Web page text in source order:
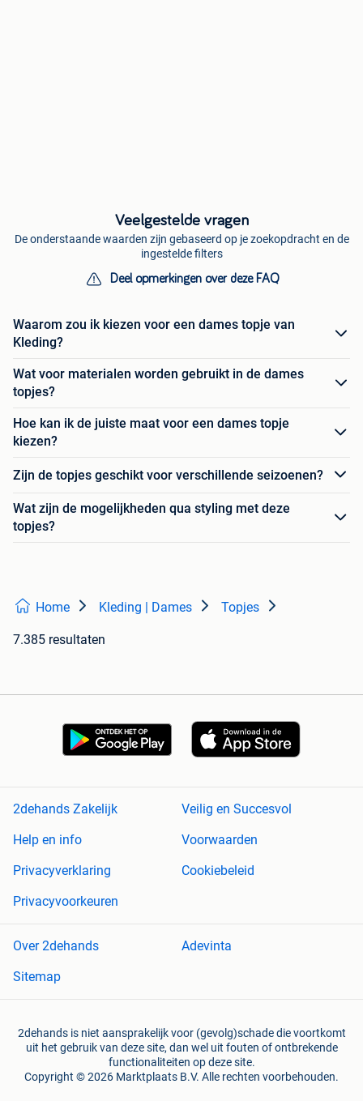
Veelgestelde vragen
De onderstaande waarden zijn gebaseerd op je zoekopdracht en de
ingestelde filters
Deel opmerkingen over deze FAQ
Waarom zou ik kiezen voor een dames topje van
Kleding?
Wat voor materialen worden gebruikt in de dames
topjes?
Hoe kan ik de juiste maat voor een dames topje
kiezen?
Zijn de topjes geschikt voor verschillende seizoenen?
Wat zijn de mogelijkheden qua styling met deze
topjes?
Home Kleding | Dames Topjes
7.385 resultaten
2dehands Zakelijk
Veilig en Succesvol
Help en info
Voorwaarden
Privacyverklaring
Cookiebeleid
Privacyvoorkeuren
Over 2dehands
Adevinta
Sitemap
2dehands is niet aansprakelijk voor (gevolg)schade die voortkomt
uit het gebruik van deze site, dan wel uit fouten of ontbrekende
functionaliteiten op deze site.
Copyright © 2026 Marktplaats B.V. Alle rechten voorbehouden.